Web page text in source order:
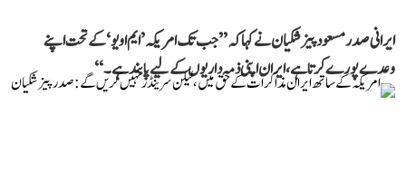
ایرانی صدر مسعود پیزشکیان نے کہا کہ ’’جب تک امریکہ ’ایم او یو‘ کے تحت اپنے
وعدے پورے کرتا ہے، ایران اپنی ذمہ داریوں کے لیے پابند ہے۔‘‘